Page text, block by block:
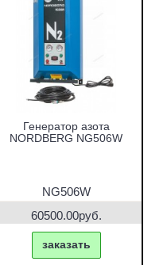
Генератор азота
NORDBERG NG506W
NG506W
60500.00руб.
заказать